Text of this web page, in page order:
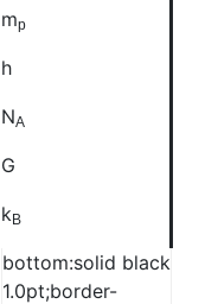
mp
h
NA
G
kB
bottom:solid black
1.0pt;border-